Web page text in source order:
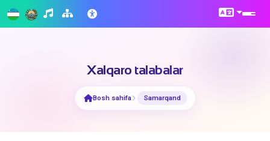
Xalqaro talabalar
Bosh sahifa Samarqand